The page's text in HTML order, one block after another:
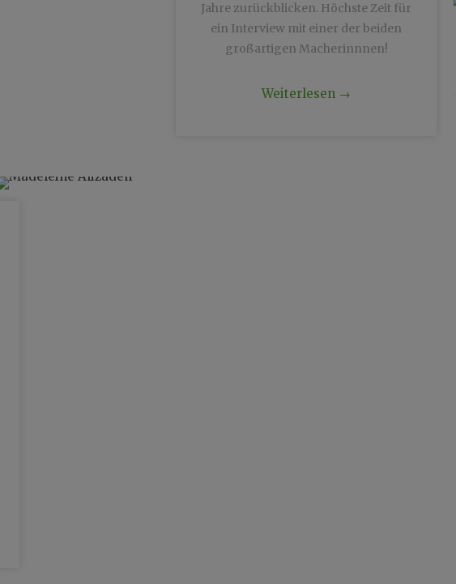
Jahre zurückblicken. Höchste Zeit für
ein Interview mit einer der beiden
großartigen Macherinnnen!
Weiterlesen →